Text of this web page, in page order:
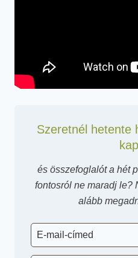
Szeretnél hetente
és összefoglalót a hét
fontosról ne maradj le?
alább